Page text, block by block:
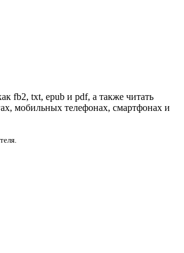
fb2, txt, epub и pdf, а также читать
мобильных телефонах, смартфонах и